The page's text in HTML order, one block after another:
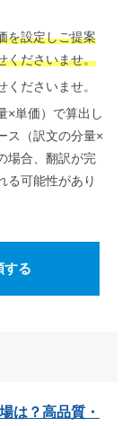
を設定しご提案
くださいませ。
くださいませ。
×単価）で算出し
ス（訳文の分量×
場合、翻訳が完
る可能性があり
する
は？高品質・